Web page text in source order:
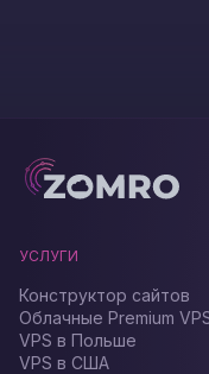
УСЛУГИ
Конструктор сайтов
Облачные Premium
VPS в Польше
VPS в США